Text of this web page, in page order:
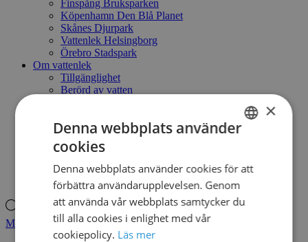
Finspång Bruksparken
Köpenhamn Den Blå Planet
Skånes Djurpark
Vattenlek Helsingborg
Örebro Stadspark
Om vattenlek
Tillgänglighet
Berörd av vatten
Vatten & vattendjur
Naturlekplats - ett annat sätt att leka
Kontakt
Mitt konto
Produktsökning
Produktsökning
Mitt konto
DANISH
×
Denna webbplats använder
cookies
Denna webbplats använder cookies för att
förbättra användarupplevelsen. Genom
att använda vår webbplats samtycker du
till alla cookies i enlighet med vår
cookiepolicy. Läs mer